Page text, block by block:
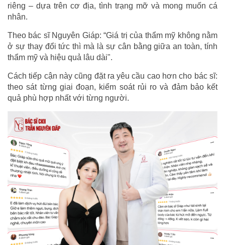
riêng – dựa trên cơ địa, tình trạng mỡ và mong muốn cá
nhân.
Theo bác sĩ Nguyên Giáp: “Giá trị của thẩm mỹ không nằm
ở sự thay đổi tức thì mà là sự cân bằng giữa an toàn, tính
thẩm mỹ và hiệu quả lâu dài".
Cách tiếp cận này cũng đặt ra yêu cầu cao hơn cho bác sĩ:
theo sát từng giai đoạn, kiểm soát rủi ro và đảm bảo kết
quả phù hợp nhất với từng người.